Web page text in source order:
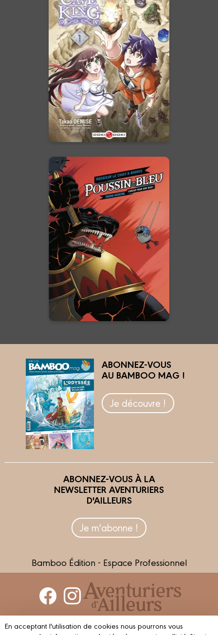
The Cave King
Vol. 01
Date de parution :
07/07/2021
Exilé sur une île hostile, le prince
banni devra apprendre à
survivre à la force de sa pioche
!
En voir +
Poussin-Bleu
Tome 02
Date de parution :
29/05/2019
Le Roi des dieux rouges va
mourir.
En voir +
ABONNEZ-VOUS
AU BAMBOO MAG !
Je découvre !
ABONNEZ-VOUS À LA
NEWSLETTER AVENTURIERS
D'AILLEURS
Je m'abonne !
Bamboo Édition - Espace Professionnel
Contactez-nous
En acceptant l'utilisation de cookies nous pourrons vous